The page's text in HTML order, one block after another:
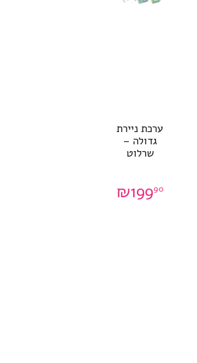
ערכת ניירת
גדולה –
שרלוט
₪19990